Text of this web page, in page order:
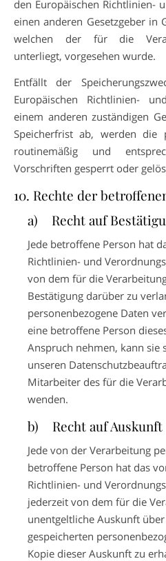
den Europäischen Richtlinien-
einen anderen Gesetzgeber in
welchen der für die
unterliegt, vorgesehen wurde.
Entfällt der
Europäischen Richtlinien-
einem anderen zuständigen
Speicherfrist ab, werden die
routinemäßig und
Vorschriften gesperrt oder
10. Rechte der
a) Recht auf
Jede betroffene Person hat
Richtlinien- und
von dem für die
Bestätigung darüber zu
personenbezogene Daten
eine betroffene Person
Anspruch nehmen, kann sie
unseren
Mitarbeiter des für die
wenden.
b) Recht auf Auskunft
Jede von der Verarbeitung
betroffene Person hat das
Richtlinien- und
jederzeit von dem für die
unentgeltliche Auskunft
gespeicherten
Kopie dieser Auskunft zu